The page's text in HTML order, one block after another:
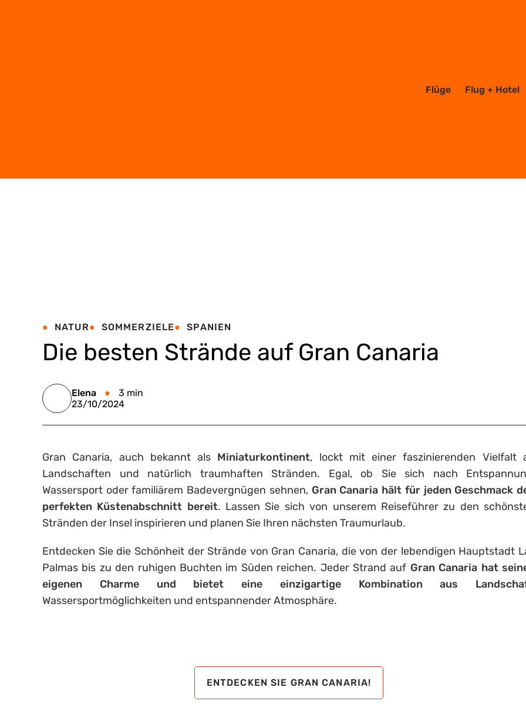
Flüge Flug + Hotel
NATUR SOMMERZIELE SPANIEN
Die besten Strände auf Gran Canaria
Elena
3 min
23/10/2024
Gran Canaria, auch bekannt als Miniaturkontinent, lockt mit einer faszinierenden Vielfalt
Landschaften und natürlich traumhaften Stränden. Egal, ob Sie sich nach
Wassersport oder familiärem Badevergnügen sehnen, Gran Canaria hält für jeden Geschmack
perfekten Küstenabschnitt bereit. Lassen Sie sich von unserem Reiseführer zu den
Stränden der Insel inspirieren und planen Sie Ihren nächsten Traumurlaub.
Entdecken Sie die Schönheit der Strände von Gran Canaria, die von der lebendigen Hauptstadt
Palmas bis zu den ruhigen Buchten im Süden reichen. Jeder Strand auf Gran Canaria hat
eigenen Charme und bietet eine einzigartige Kombination aus
Wassersportmöglichkeiten und entspannender Atmosphäre.
ENTDECKEN SIE GRAN CANARIA!